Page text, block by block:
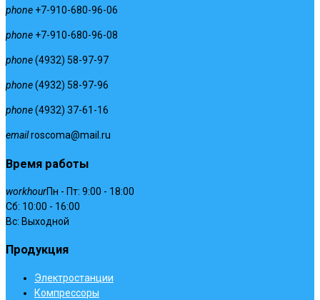
phone +7-910-680-96-06
phone +7-910-680-96-08
phone(4932) 58-97-97
phone(4932) 58-97-96
phone(4932) 37-61-16
emailroscoma@mail.ru
Время работы
workhourПн - Пт: 9:00 - 18:00
Сб: 10:00 - 16:00
Вс: Выходной
Продукция
Электростанции
Компрессоры